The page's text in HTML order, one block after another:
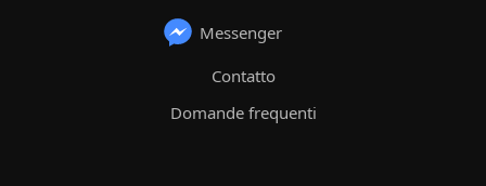
Messenger
Contatto
Domande frequenti